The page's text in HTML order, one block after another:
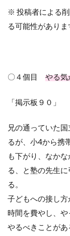
※ 投稿者による
る可能性がありま
〇４個目 やる気
「掲示板９０」
兄の通っていた
るが、小4から携
も下がり、なか
る、と塾の先生
る。
子どもへの接し
時間を費やし、や
やるべきことが